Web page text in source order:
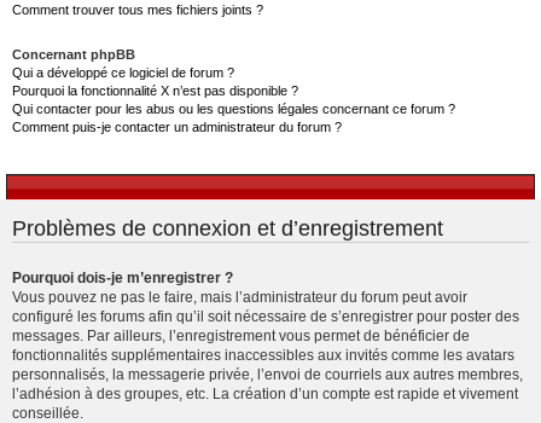
Comment trouver tous mes fichiers joints ?
Concernant phpBB
Qui a développé ce logiciel de forum ?
Pourquoi la fonctionnalité X n’est pas disponible ?
Qui contacter pour les abus ou les questions légales concernant ce forum ?
Comment puis-je contacter un administrateur du forum ?
Problèmes de connexion et d’enregistrement
Pourquoi dois-je m’enregistrer ?
Vous pouvez ne pas le faire, mais l’administrateur du forum peut avoir
configuré les forums afin qu’il soit nécessaire de s’enregistrer pour poster des
messages. Par ailleurs, l’enregistrement vous permet de bénéficier de
fonctionnalités supplémentaires inaccessibles aux invités comme les avatars
personnalisés, la messagerie privée, l’envoi de courriels aux autres membres,
l’adhésion à des groupes, etc. La création d’un compte est rapide et vivement
conseillée.